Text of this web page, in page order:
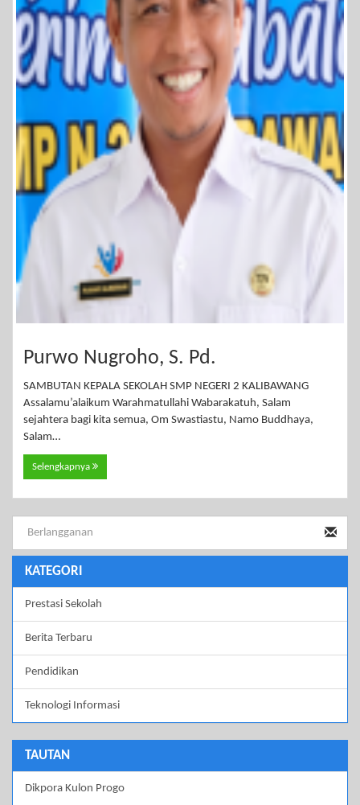
Purwo Nugroho, S. Pd.
SAMBUTAN KEPALA SEKOLAH SMP NEGERI 2 KALIBAWANG
Assalamu’alaikum Warahmatullahi Wabarakatuh, Salam
sejahtera bagi kita semua, Om Swastiastu, Namo Buddhaya,
Salam…
Selengkapnya
KATEGORI
Prestasi Sekolah
Berita Terbaru
Pendidikan
Teknologi Informasi
TAUTAN
Dikpora Kulon Progo